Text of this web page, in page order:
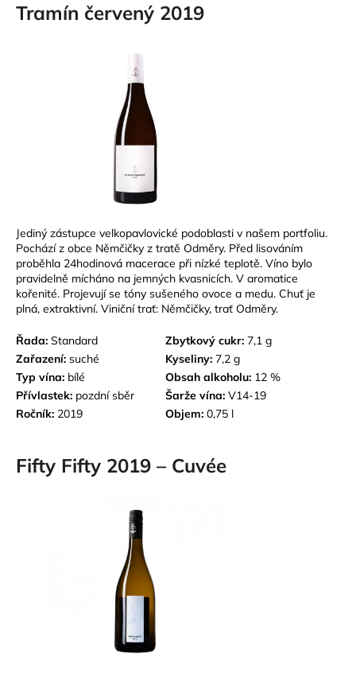
Tramín červený 2019
Jediný zástupce velkopavlovické podoblasti v našem portfoliu.
Pochází z obce Němčičky z tratě Odměry. Před lisováním
proběhla 24hodinová macerace při nízké teplotě. Víno bylo
pravidelně mícháno na jemných kvasnicích. V aromatice
kořenité. Projevují se tóny sušeného ovoce a medu. Chuť je
plná, extraktivní. Viniční trať: Němčičky, trať Odměry.
Řada: Standard Zbytkový cukr: 7,1 g
Zařazení: suché Kyseliny: 7,2 g
Typ vína: bílé Obsah alkoholu: 12 %
Přívlastek: pozdní sběr Šarže vína: V14-19
Ročník: 2019 Objem: 0,75 l
Fifty Fifty 2019 – Cuvée